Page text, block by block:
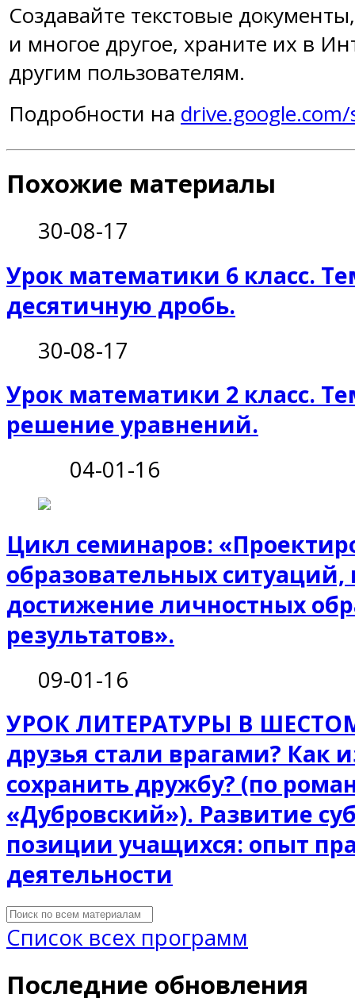
Создавайте текстовые
и многое другое, храните их в
другим пользователям.
Подробности на
Похожие материалы
30-08-17
Урок математики 6 класс.
десятичную дробь.
30-08-17
Урок математики 2 класс.
решение уравнений.
04-01-16
Цикл семинаров:
образовательных
достижение личностных
результатов».
09-01-16
УРОК ЛИТЕРАТУРЫ В
друзья стали врагами? Как
сохранить дружбу? (по
«Дубровский»). Развитие
позиции учащихся: опыт
деятельности
Список всех программ
Последние обновления